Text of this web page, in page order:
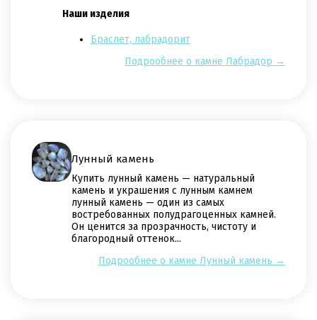
Наши изделия
Браслет, лабрадорит
Подрообнее о камне Лабрадор →
Лунный камень
Купить лунный камень — натуральный
камень и украшения с лунным камнем
лунный камень — один из самых
востребованных полудрагоценных камней.
Он ценится за прозрачность, чистоту и
благородный оттенок...
Подрообнее о камне Лунный камень →